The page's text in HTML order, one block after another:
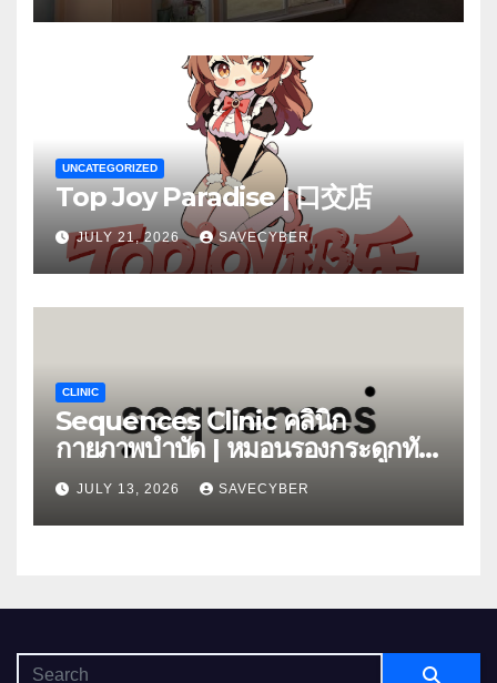
UNCATEGORIZED
Top Joy Paradise | 口交店
JULY 21, 2026 SAVECYBER
CLINIC
Sequences Clinic คลินิก
กายภาพบำบัด | หมอนรองกระดูกทับ
เส้นJULY 13, 2026 SAVECYBER